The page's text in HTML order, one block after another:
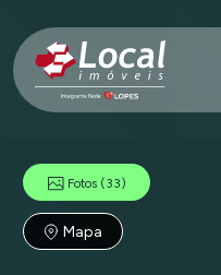
Fotos (33)
Mapa